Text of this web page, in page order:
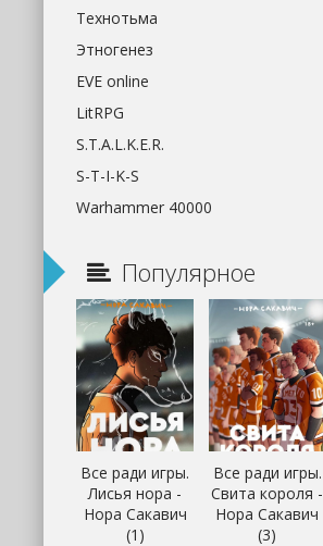
Технотьма
Этногенез
EVE online
LitRPG
S.T.A.L.K.E.R.
S-T-I-K-S
Warhammer 40000
Популярное
Все ради игры.
Лисья нора -
Нора Сакавич
(1)
Все ради игры.
Свита короля -
Нора Сакавич
(3)